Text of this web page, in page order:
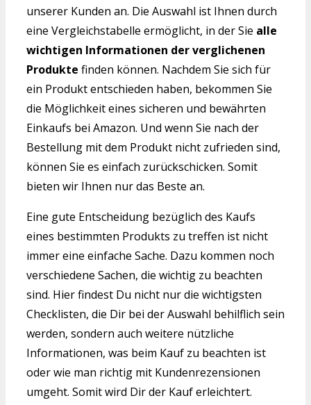
unserer Kunden an. Die Auswahl ist Ihnen durch
eine Vergleichstabelle ermöglicht, in der Sie alle
wichtigen Informationen der verglichenen
Produkte finden können. Nachdem Sie sich für
ein Produkt entschieden haben, bekommen Sie
die Möglichkeit eines sicheren und bewährten
Einkaufs bei Amazon. Und wenn Sie nach der
Bestellung mit dem Produkt nicht zufrieden sind,
können Sie es einfach zurückschicken. Somit
bieten wir Ihnen nur das Beste an.
Eine gute Entscheidung bezüglich des Kaufs
eines bestimmten Produkts zu treffen ist nicht
immer eine einfache Sache. Dazu kommen noch
verschiedene Sachen, die wichtig zu beachten
sind. Hier findest Du nicht nur die wichtigsten
Checklisten, die Dir bei der Auswahl behilflich sein
werden, sondern auch weitere nützliche
Informationen, was beim Kauf zu beachten ist
oder wie man richtig mit Kundenrezensionen
umgeht. Somit wird Dir der Kauf erleichtert.